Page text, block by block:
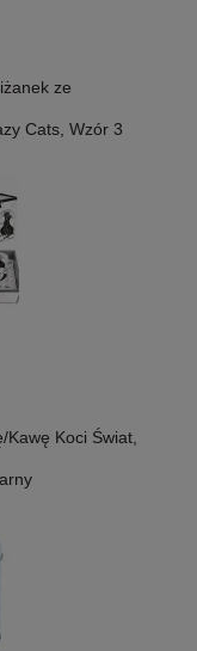
ze
Cats, Wzór 3
Koci Świat,